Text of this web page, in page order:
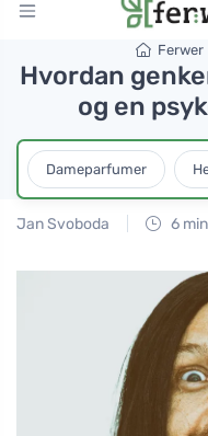
Ferwer
Hvordan
og en
Dameparfumer
Jan Svoboda 6 min